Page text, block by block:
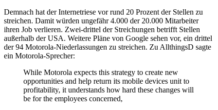
Demnach hat der Internetriese vor rund 20 Prozent der Stellen zu
streichen. Damit würden ungefähr 4.000 der 20.000 Mitarbeiter
ihren Job verlieren. Zwei-drittel der Streichungen betrifft Stellen
außerhalb der USA. Weitere Pläne von Google sehen vor, ein drittel
der 94 Motorola-Niederlassungen zu streichen. Zu AllthingsD sagte
ein Motorola-Sprecher:
While Motorola expects this strategy to create new
opportunities and help return its mobile devices unit to
profitability, it understands how hard these changes will
be for the employees concerned,